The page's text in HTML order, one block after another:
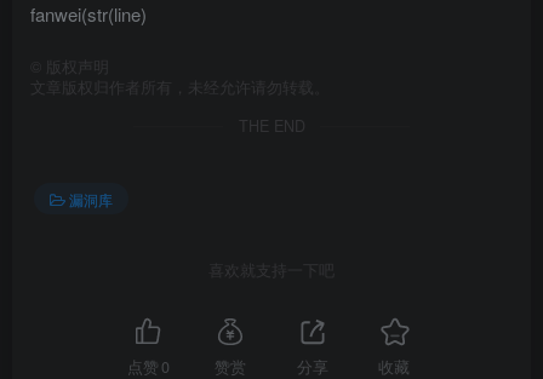
fanwei(str(line)
版权声明
文章版权归作者所有，未经允许请勿转载。
THE END
漏洞库
喜欢就支持一下吧
点赞 0 赞赏 分享 收藏